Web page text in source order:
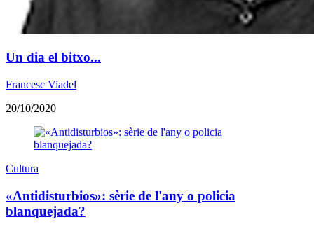
Un dia el bitxo...
Francesc Viadel
20/10/2020
Cultura
«Antidisturbios»: sèrie de l'any o policia
blanquejada?